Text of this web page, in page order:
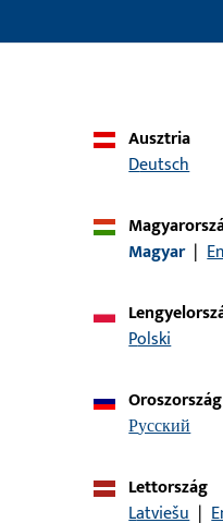
Ausztria
Deutsch
Magyar |
Polski
Oroszország
русский
Lettország
Latviešu |